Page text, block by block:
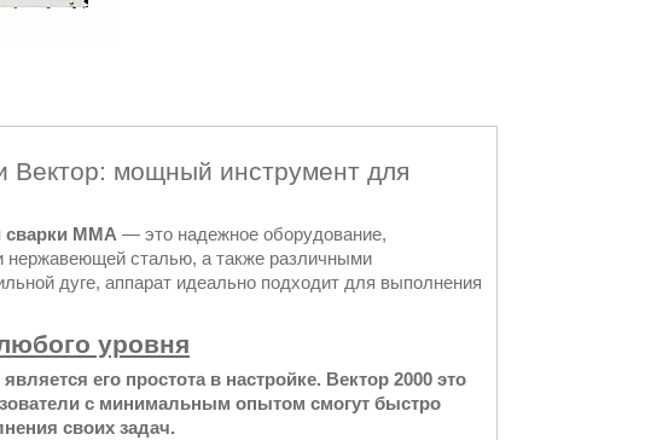
Вектор: мощный инструмент для
MMA — это надежное оборудование,
нержавеющей сталью, а также различными
дуге, аппарат идеально подходит для выполнения
уровня
его простота в настройке. Вектор 2000 это
с минимальным опытом смогут быстро
своих задач.